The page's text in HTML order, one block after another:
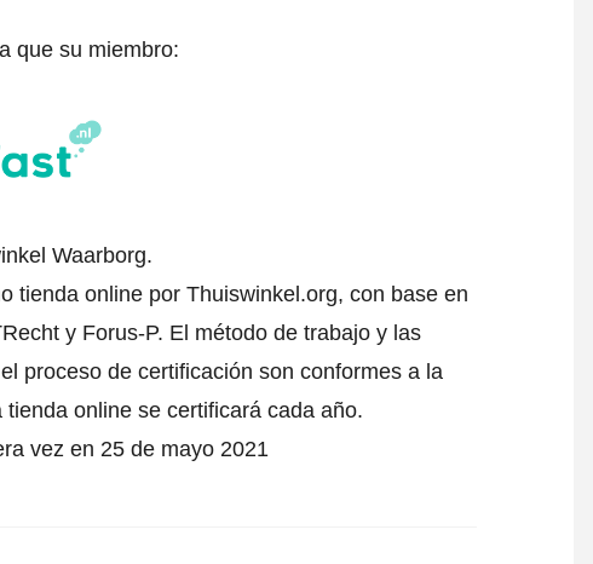
que su miembro:
Waarborg.
tienda online por Thuiswinkel.org, con base en
y Forus-P. El método de trabajo y las
proceso de certificación son conformes a la
online se certificará cada año.
vez en 25 de mayo 2021